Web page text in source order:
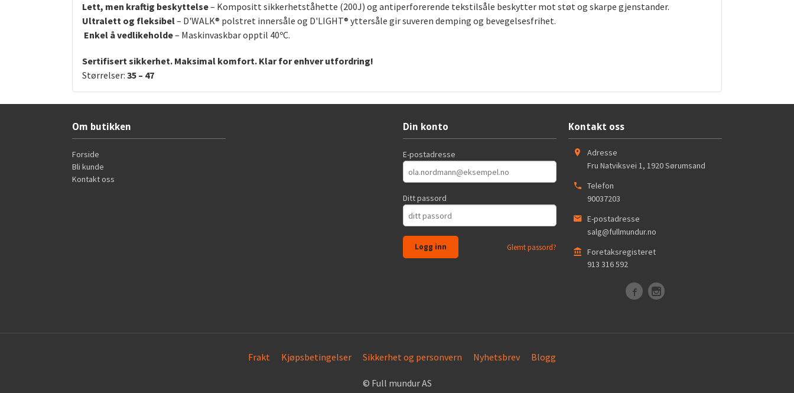
Lett, men kraftig beskyttelse– Kompositt sikkerhetståhette (200J) og antiperforerende tekstilsåle beskytter mot støt og skarpe gjenstander.
Ultralett og fleksibel– D'WALK® polstret innersåle og D'LIGHT® yttersåle gir suveren demping og bevegelsesfrihet.
Enkel å vedlikeholde– Maskinvaskbar opptil 40ºC.
Sertifisert sikkerhet. Maksimal komfort. Klar for enhver utfordring!
Størrelser: 35 – 47
Om butikken
Forside
Bli kunde
Kontakt oss
Din konto
E-postadresse
Ditt passord
Glemt passord?
Kontakt oss
Adresse
Fru Natviksvei 1, 1920Sørumsand
Telefon
90037203
E-postadresse
salg@fullmundur.no
Foretaksregisteret
913 316 592
Frakt Kjøpsbetingelser Sikkerhet og personvern Nyhetsbrev Blogg
© Full mundur AS